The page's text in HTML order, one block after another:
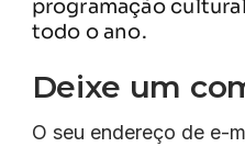
programação
todo o ano.
Deixe um
O seu endereço de e-